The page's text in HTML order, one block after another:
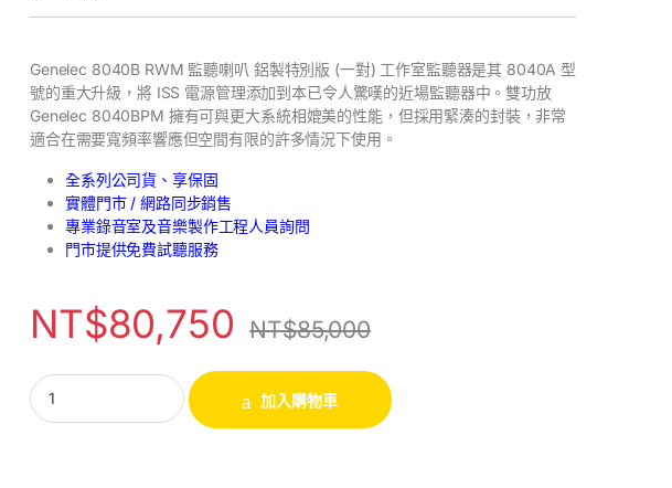
Genelec 8040B RWM 監聽喇叭 鋁製特別版 (一對) 工作室監聽器是其 8040A 型
號的重大升級，將 ISS 電源管理添加到本已令人驚嘆的近場監聽器中。雙功放
Genelec 8040BPM 擁有可與更大系統相媲美的性能，但採用緊湊的封裝，非常
適合在需要寬頻率響應但空間有限的許多情況下使用。
全系列公司貨、享保固
實體門市 / 網路同步銷售
專業錄音室及音樂製作工程人員詢問
門市提供免費試聽服務
NT$80,750 NT$85,000
加入購物車